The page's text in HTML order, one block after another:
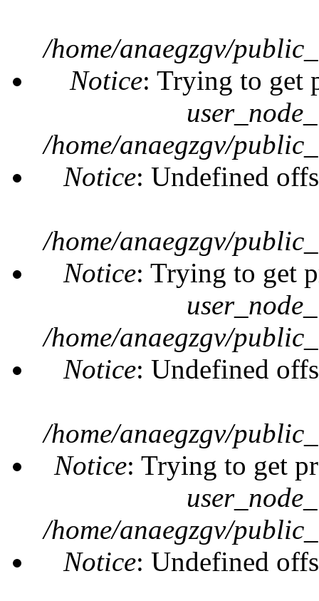
/home/anaegzgv/
Notice: Trying to get
/home/anaegzgv/
Notice: Undefined
/home/anaegzgv/
Notice: Trying to get
/home/anaegzgv/
Notice: Undefined
/home/anaegzgv/
Notice: Trying to get
/home/anaegzgv/
Notice: Undefined